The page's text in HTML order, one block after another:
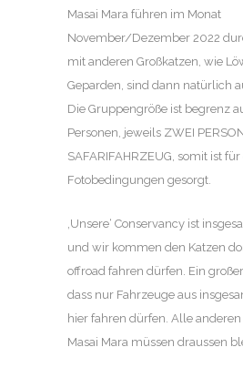
Masai Mara führen im Monat
November/Dezember 2022
mit anderen Großkatzen, wie
Geparden, sind dann natürlich
Die Gruppengröße ist begrenz
Personen, jeweils ZWEI
SAFARIFAHRZEUG, somit ist
Fotobedingungen gesorgt.
‚Unsere‘ Conservancy ist
und wir kommen den Katzen
offroad fahren dürfen. Ein
dass nur Fahrzeuge aus
hier fahren dürfen. Alle
Masai Mara müssen draussen